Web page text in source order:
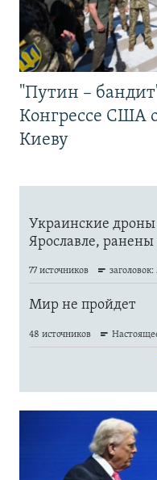
"Путин –
Конгрессе США
Киеву